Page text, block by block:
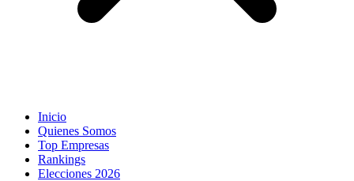
Inicio
Quienes Somos
Top Empresas
Rankings
Elecciones 2026